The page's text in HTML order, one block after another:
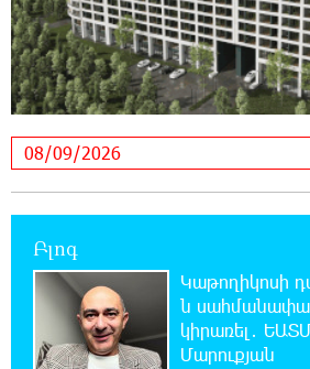
Ողբերգական դեպք՝
կամրջի տակ
մարմին
22:43:21 8-08-2026
Ադրբեջանի Սարով
22:07:09 8-08-2026
Արտակարգ դեպք՝
Բլոգ
Կաթողիկոսի
ն
կիրառել․
Մարուքյան